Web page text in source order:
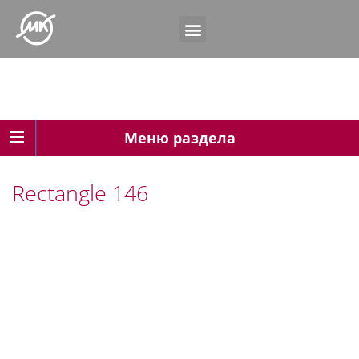
Меню раздела
Rectangle 146